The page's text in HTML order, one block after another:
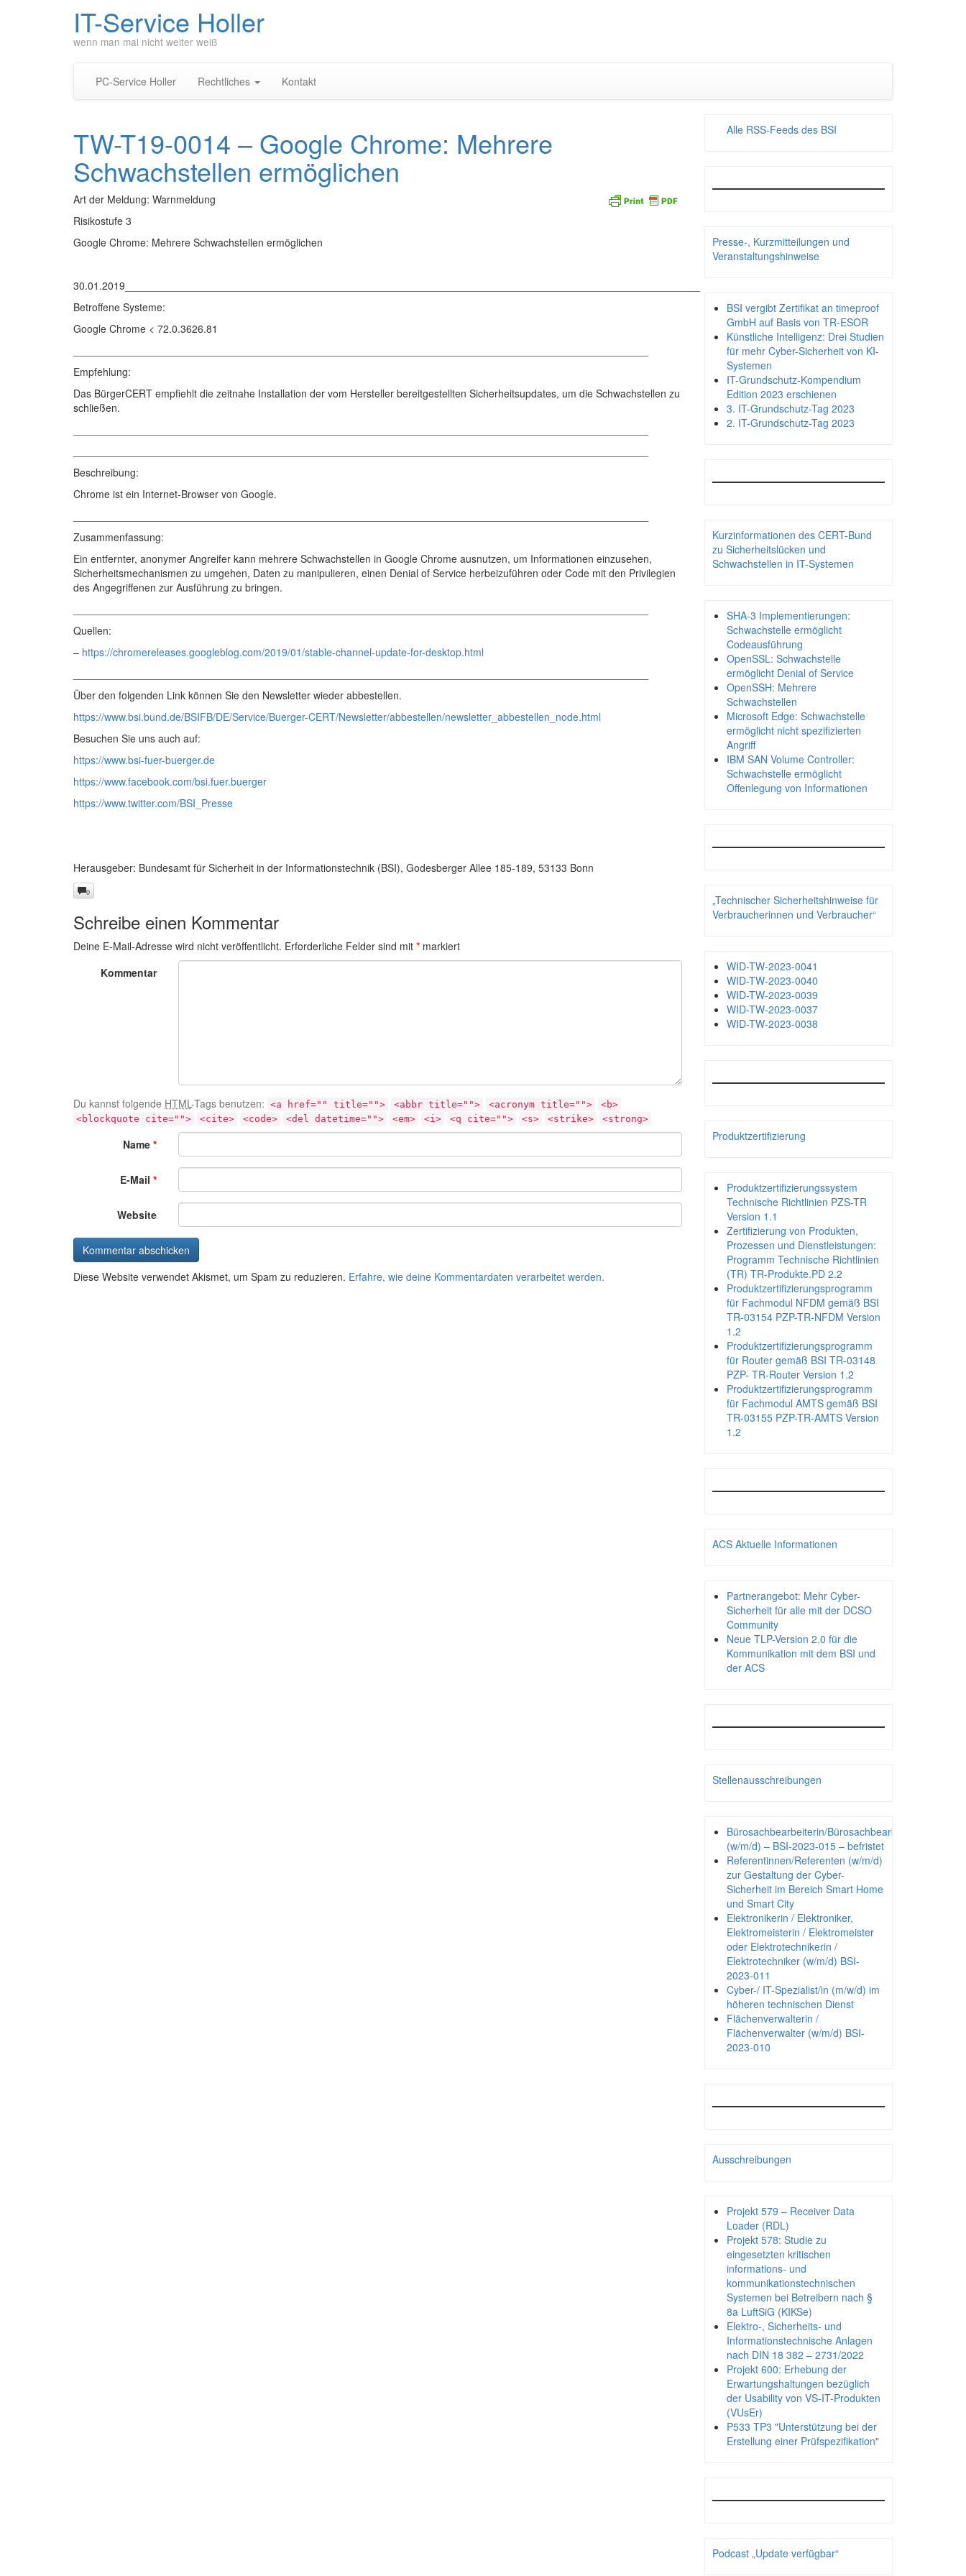
IT-Service Holler
wenn man mal nicht weiter weiß
PC-Service Holler Rechtliches Kontakt
TW-T19-0014 – Google Chrome: Mehrere
Schwachstellen ermöglichen
Art der Meldung: Warnmeldung
Risikostufe 3
Google Chrome: Mehrere Schwachstellen ermöglichen
30.01.2019____________________________________________________________________________________________________
Betroffene Systeme:
Google Chrome < 72.0.3626.81
Empfehlung:
Das BürgerCERT empfiehlt die zeitnahe Installation der vom Hersteller bereitgestellten Sicherheitsupdates, um die Schwachstellen zu
schließen.
Beschreibung:
Chrome ist ein Internet-Browser von Google.
Zusammenfassung:
Ein entfernter, anonymer Angreifer kann mehrere Schwachstellen in Google Chrome ausnutzen, um Informationen einzusehen,
Sicherheitsmechanismen zu umgehen, Daten zu manipulieren, einen Denial of Service herbeizuführen oder Code mit den Privilegien
des Angegriffenen zur Ausführung zu bringen.
Quellen:
– https://chromereleases.googleblog.com/2019/01/stable-channel-update-for-desktop.html
Über den folgenden Link können Sie den Newsletter wieder abbestellen.
https://www.bsi.bund.de/BSIFB/DE/Service/Buerger-CERT/Newsletter/abbestellen/newsletter_abbestellen_node.html
Besuchen Sie uns auch auf:
https://www.bsi-fuer-buerger.de
https://www.facebook.com/bsi.fuer.buerger
https://www.twitter.com/BSI_Presse
Herausgeber: Bundesamt für Sicherheit in der Informationstechnik (BSI), Godesberger Allee 185-189, 53133 Bonn
0
Schreibe einen Kommentar
Deine E-Mail-Adresse wird nicht veröffentlicht. Erforderliche Felder sind mit * markiert
Kommentar
Du kannst folgende HTML-Tags benutzen: <a href="" title=""> <abbr title=""> <acronym title="">
<b>
<blockquote cite="">
<cite> <code> <del datetime=""> <em> <i> <q cite=""> <s> <strike> <strong>
Name*
E-Mail*
Website
Diese Website verwendet Akismet, um Spam zu reduzieren. Erfahre, wie deine Kommentardaten verarbeitet werden.
Alle RSS-Feeds des BSI
Presse-, Kurzmitteilungen und
Veranstaltungshinweise
BSI vergibt Zertifikat an timeproof
GmbH auf Basis von TR-ESOR
Künstliche Intelligenz: Drei Studien
für mehr Cyber-Sicherheit von KI-
Systemen
IT-Grundschutz-Kompendium
Edition 2023 erschienen
3. IT-Grundschutz-Tag 2023
2. IT-Grundschutz-Tag 2023
Kurzinformationen des CERT-Bund
zu Sicherheitslücken und
Schwachstellen in IT-Systemen
SHA-3 Implementierungen:
Schwachstelle ermöglicht
Codeausführung
OpenSSL: Schwachstelle
ermöglicht Denial of Service
OpenSSH: Mehrere
Schwachstellen
Microsoft Edge: Schwachstelle
ermöglicht nicht spezifizierten
Angriff
IBM SAN Volume Controller:
Schwachstelle ermöglicht
Offenlegung von Informationen
„Technischer Sicherheitshinweise für
Verbraucherinnen und Verbraucher“
WID-TW-2023-0041
WID-TW-2023-0040
WID-TW-2023-0039
WID-TW-2023-0037
WID-TW-2023-0038
Produktzertifizierung
Produktzertifizierungssystem
Technische Richtlinien PZS-TR
Version 1.1
Zertifizierung von Produkten,
Prozessen und Dienstleistungen:
Programm Technische Richtlinien
(TR) TR-Produkte.PD 2.2
Produktzertifizierungsprogramm
für Fachmodul NFDM gemäß BSI
TR-03154 PZP-TR-NFDM Version
1.2
Produktzertifizierungsprogramm
für Router gemäß BSI TR-03148
PZP- TR-Router Version 1.2
Produktzertifizierungsprogramm
für Fachmodul AMTS gemäß BSI
TR-03155 PZP-TR-AMTS Version
1.2
ACS Aktuelle Informationen
Partnerangebot: Mehr Cyber-
Sicherheit für alle mit der DCSO
Community
Neue TLP-Version 2.0 für die
Kommunikation mit dem BSI und
der ACS
Stellenausschreibungen
Bürosachbearbeiterin/Bürosachbearbeiter
(w/m/d) – BSI-2023-015 – befristet
Referentinnen/Referenten (w/m/d)
zur Gestaltung der Cyber-
Sicherheit im Bereich Smart Home
und Smart City
Elektronikerin / Elektroniker,
Elektromeisterin / Elektromeister
oder Elektrotechnikerin /
Elektrotechniker (w/m/d) BSI-
2023-011
Cyber-/ IT-Spezialist/in (m/w/d) im
höheren technischen Dienst
Flächenverwalterin /
Flächenverwalter (w/m/d) BSI-
2023-010
Ausschreibungen
Projekt 579 – Receiver Data
Loader (RDL)
Projekt 578: Studie zu
eingesetzten kritischen
informations- und
kommunikationstechnischen
Systemen bei Betreibern nach §
8a LuftSiG (KIKSe)
Elektro-, Sicherheits- und
Informationstechnische Anlagen
nach DIN 18 382 – 2731/2022
Projekt 600: Erhebung der
Erwartungshaltungen bezüglich
der Usability von VS-IT-Produkten
(VUsEr)
P533 TP3 "Unterstützung bei der
Erstellung einer Prüfspezifikation"
Podcast „Update verfügbar“